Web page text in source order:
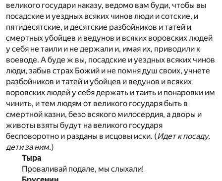
великого государи наказу, ведомо вам буди, чтобы вы
посадские и уездных всяких чинов люди и сотские, и
пятидесятские, и десятские разбойников и татей и
смертных убойцев и ведунов и всяких воровских людей
у себя не таили и не держали и, имая их, приводили к
воеводе. А буде ж вы, посадские и уездных всяких чинов
люди, забыв страх Божий и не помня душ своих, учнете
разбойников и татей и убойцев и ведунов и всяких
воровских людей у себя держать и таить и понаровки им
чинить, и тем людям от великого государя быть в
смертной казни, безо всякого милосердия, а дворы и
животы взяты будут на великого государя
бесповоротно и разданы в исцовы иски. (Идет к посаду,
дети за ним.)
Тыра
Проваливай подале, мы слыхали!